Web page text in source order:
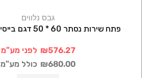
גבס נלווים
פתח שירות נסתר 60 * 50 דגם בייסיק OPENART
₪576.27 לפני מע"מ
₪680.00 כולל מע"מ